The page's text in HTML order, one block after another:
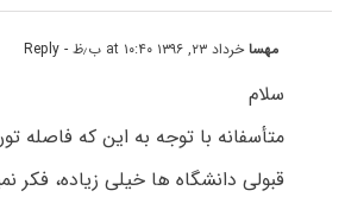
مهساخرداد ۲۳, ۱۳۹۶ at ۱۰:۴۰ ب٫ظ - Reply
سلام
متأسفانه با توجه به این که فاصله
قبولی دانشگاه ها خیلی زیاده، فکر